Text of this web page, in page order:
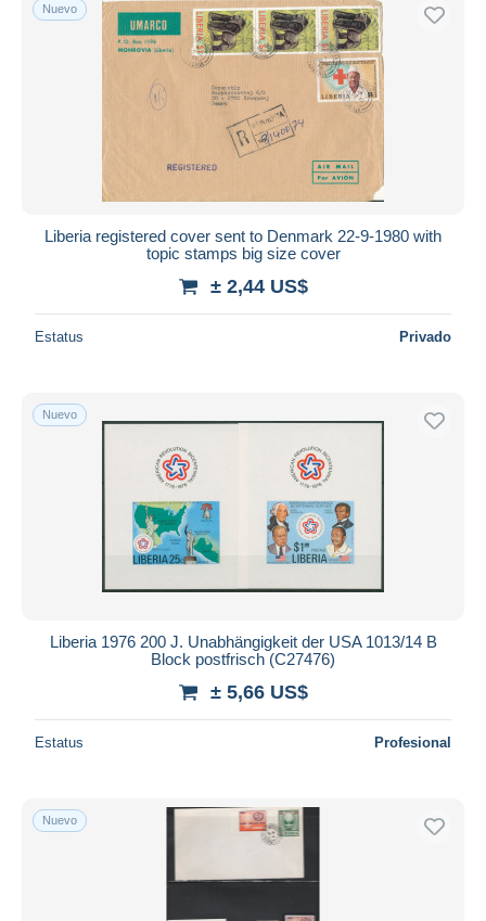
Nuevo
Liberia registered cover sent to Denmark 22-9-1980 with
topic stamps big size cover
± 2,44 US$
Estatus Privado
Nuevo
Liberia 1976 200 J. Unabhängigkeit der USA 1013/14 B
Block postfrisch (C27476)
± 5,66 US$
Estatus Profesional
Nuevo